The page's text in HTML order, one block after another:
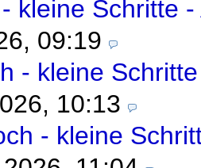
kleine Schritte -
09:19
- kleine
10:13
- kleine